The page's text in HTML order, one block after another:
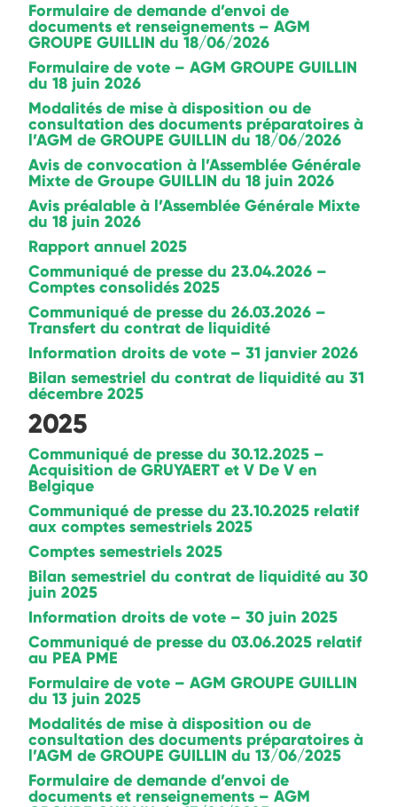
Formulaire de demande d’envoi de
documents et renseignements – AGM
GROUPE GUILLIN du 18/06/2026
Formulaire de vote – AGM GROUPE GUILLIN
du 18 juin 2026
Modalités de mise à disposition ou de
consultation des documents préparatoires à
l’AGM de GROUPE GUILLIN du 18/06/2026
Avis de convocation à l’Assemblée Générale
Mixte de Groupe GUILLIN du 18 juin 2026
Avis préalable à l’Assemblée Générale Mixte
du 18 juin 2026
Rapport annuel 2025
Communiqué de presse du 23.04.2026 –
Comptes consolidés 2025
Communiqué de presse du 26.03.2026 –
Transfert du contrat de liquidité
Information droits de vote – 31 janvier 2026
Bilan semestriel du contrat de liquidité au 31
décembre 2025
2025
Communiqué de presse du 30.12.2025 –
Acquisition de GRUYAERT et V De V en
Belgique
Communiqué de presse du 23.10.2025 relatif
aux comptes semestriels 2025
Comptes semestriels 2025
Bilan semestriel du contrat de liquidité au 30
juin 2025
Information droits de vote – 30 juin 2025
Communiqué de presse du 03.06.2025 relatif
au PEA PME
Formulaire de vote – AGM GROUPE GUILLIN
du 13 juin 2025
Modalités de mise à disposition ou de
consultation des documents préparatoires à
l’AGM de GROUPE GUILLIN du 13/06/2025
Formulaire de demande d’envoi de
documents et renseignements – AGM